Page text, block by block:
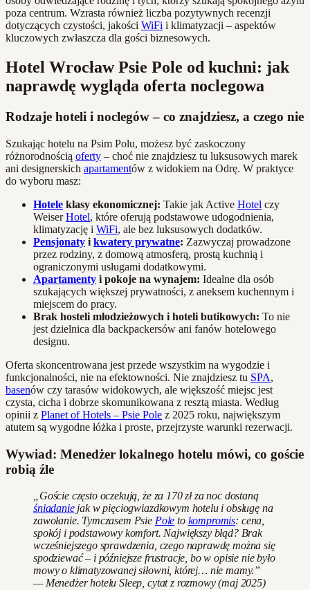
poza centrum. Wzrasta również liczba pozytywnych recenzji
dotyczących czystości, jakości WiFi i klimatyzacji – aspektów
kluczowych zwłaszcza dla gości biznesowych.
Hotel Wrocław Psie Pole od kuchni: jak
naprawdę wygląda oferta noclegowa
Rodzaje hoteli i noclegów – co znajdziesz, a czego nie
Szukając hotelu na Psim Polu, możesz być zaskoczony
różnorodnością oferty – choć nie znajdziesz tu luksusowych marek
ani designerskich apartamentów z widokiem na Odrę. W praktyce
do wyboru masz:
Hotele klasy ekonomicznej: Takie jak Active Hotel czy
WeiserHotel, które oferują podstawowe udogodnienia,
klimatyzację i WiFi, ale bez luksusowych dodatków.
Pensjonaty i kwatery prywatne: Zazwyczaj prowadzone
przez rodziny, z domową atmosferą, prostą kuchnią i
ograniczonymi usługami dodatkowymi.
Apartamenty i pokoje na wynajem: Idealne dla osób
szukających większej prywatności, z aneksem kuchennym i
miejscem do pracy.
Brak hosteli młodzieżowych i hoteli butikowych: To nie
jest dzielnica dla backpackersów ani fanów hotelowego
designu.
Oferta skoncentrowana jest przede wszystkim na wygodzie i
funkcjonalności, nie na efektowności. Nie znajdziesz tu SPA,
basenów czy tarasów widokowych, ale większość miejsc jest
czysta, cicha i dobrze skomunikowana z resztą miasta. Według
opinii z Planet of Hotels – Psie Pole z 2025 roku, największym
atutem są wygodne łóżka i proste, przejrzyste warunki rezerwacji.
Wywiad: Menedżer lokalnego hotelu mówi, co goście
robią źle
„Goście często oczekują, że za 170 zł za noc dostaną
śniadaniejak w pięciogwiazdkowym hotelu i obsługę na
zawołanie. Tymczasem Psie Pole to kompromis: cena,
spokój i podstawowy komfort. Największy błąd? Brak
wcześniejszego sprawdzenia, czego naprawdę można się
spodziewać – i późniejsze frustracje, bo w opisie nie było
mowy o klimatyzowanej siłowni, której… nie mamy.”
— Menedżer hotelu Sleep, cytat z rozmowy (maj 2025)